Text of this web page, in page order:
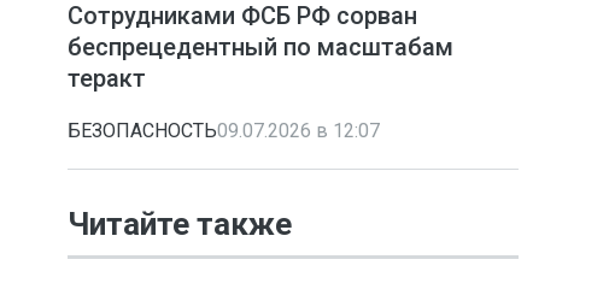
Сотрудниками ФСБ РФ сорван
беспрецедентный по масштабам
теракт
БЕЗОПАСНОСТЬ09.07.2026 в 12:07
Читайте также